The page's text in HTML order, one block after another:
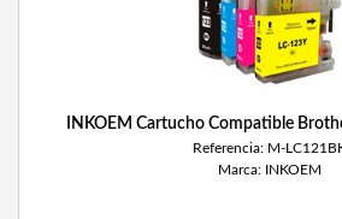
INKOEM Cartucho Compatible
Referencia: M-
Marca: INKOEM